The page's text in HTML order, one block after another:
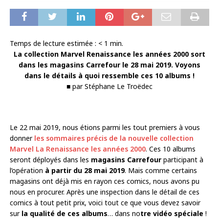
Temps de lecture estimée : < 1 min.
La collection Marvel Renaissance les années 2000 sort
dans les magasins Carrefour le 28 mai 2019. Voyons
dans le détails à quoi ressemble ces 10 albums !
■ par Stéphane Le Troëdec
Le 22 mai 2019, nous étions parmi les tout premiers à vous
donner les sommaires précis de la nouvelle collection
Marvel La Renaissance les années 2000. Ces 10 albums
seront déployés dans les magasins Carrefour participant à
l’opération à partir du 28 mai 2019. Mais comme certains
magasins ont déjà mis en rayon ces comics, nous avons pu
nous en procurer. Après une inspection dans le détail de ces
comics à tout petit prix, voici tout ce que vous devez savoir
sur la qualité de ces albums… dans notre vidéo spéciale !